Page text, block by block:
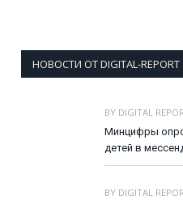
НОВОСТИ ОТ DIGITAL-REPORT
BY DIGITAL
Минцифры
детей в
BY DIGITAL